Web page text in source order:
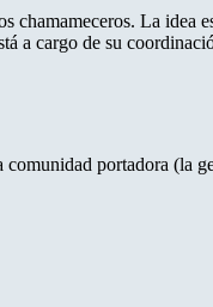
chamameceros. La idea
a cargo de su
portadora (la